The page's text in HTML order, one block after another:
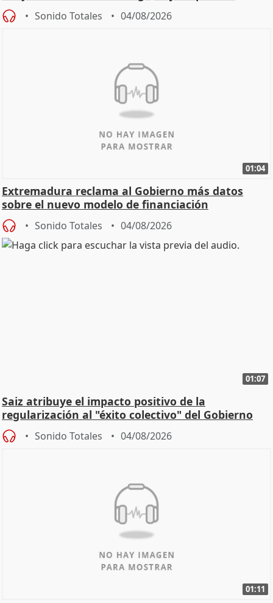
Sonido Totales 04/08/2026
01:04
Extremadura reclama al Gobierno más datos
sobre el nuevo modelo de financiación
Sonido Totales 04/08/2026
01:07
Saiz atribuye el impacto positivo de la
regularización al "éxito colectivo" del Gobierno
Sonido Totales 04/08/2026
01:11